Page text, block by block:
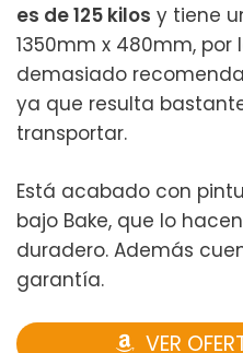
es de 125 kilos y tiene
1350mm x 480mm, por
demasiado
ya que resulta
transportar.
Está acabado con
bajo Bake, que lo
duradero. Además
garantía.
VER